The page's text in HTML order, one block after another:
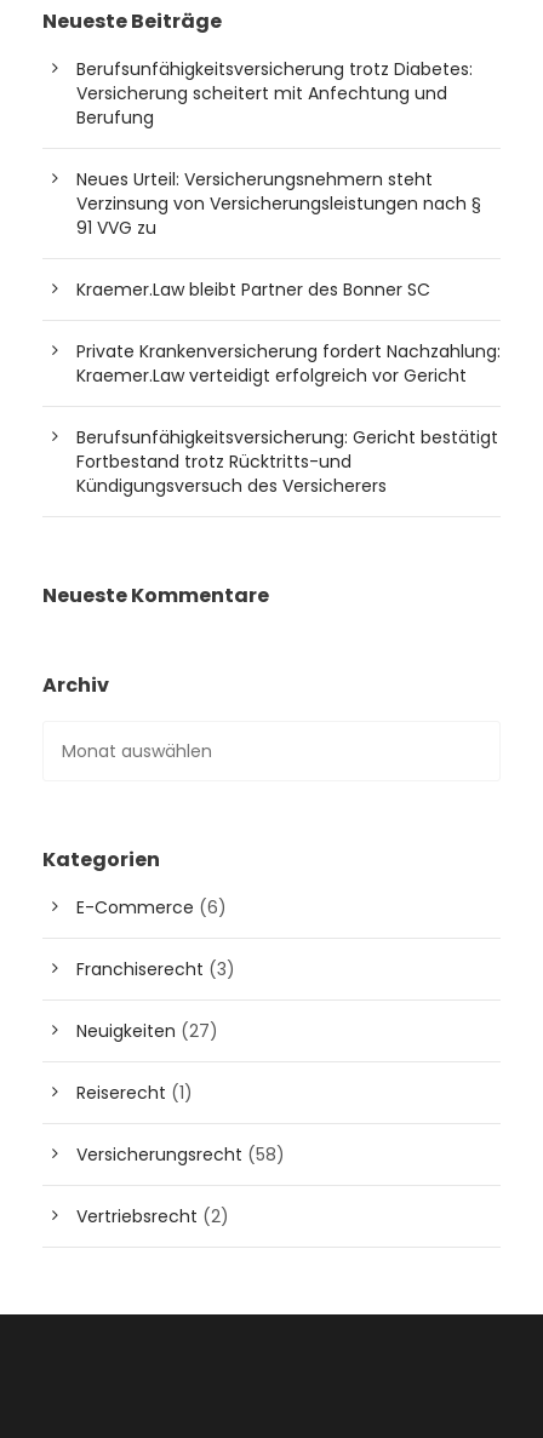
Neueste Beiträge
Berufsunfähigkeitsversicherung trotz Diabetes:
Versicherung scheitert mit Anfechtung und
Berufung
Neues Urteil: Versicherungsnehmern steht
Verzinsung von Versicherungsleistungen nach §
91 VVG zu
Kraemer.Law bleibt Partner des Bonner SC
Private Krankenversicherung fordert Nachzahlung:
Kraemer.Law verteidigt erfolgreich vor Gericht
Berufsunfähigkeitsversicherung: Gericht bestätigt
Fortbestand trotz Rücktritts-und
Kündigungsversuch des Versicherers
Neueste Kommentare
Archiv
Kategorien
E-Commerce (6)
Franchiserecht (3)
Neuigkeiten (27)
Reiserecht (1)
Versicherungsrecht (58)
Vertriebsrecht (2)